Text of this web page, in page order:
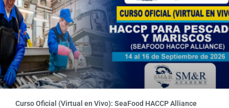
Curso Oficial (Virtual en Vivo): SeaFood HACCP Alliance